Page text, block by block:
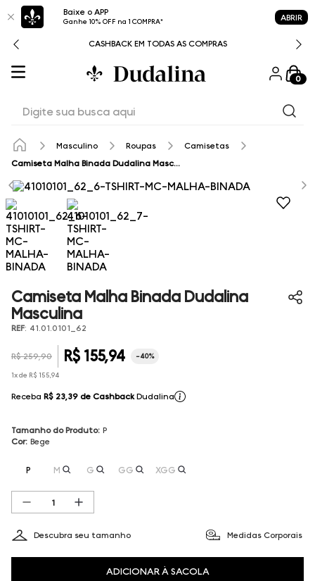
Baixe o APP
Ganhe 10% OFF na 1 COMPRA* ABRIR
CASHBACK EM TODAS AS COMPRAS
0
Masculino Roupas
Camisetas
Camiseta Malha Binada Dudalina Masculina
Camiseta Malha Binada Dudalina
Masculina
REF: 41.01.0101_62
R$ 259,90 R$155,94 -40%
1x de R$ 155,94
Receba R$ 23,39 de Cashback Dudalina
Tamanho do Produto: P
Cor: Bege
P M G GG XGG
Descubra seu tamanho Medidas Corporais
ADICIONAR À SACOLA